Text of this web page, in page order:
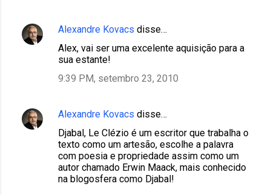
Alexandre Kovacs disse…
Alex, vai ser uma excelente aquisição para a
sua estante!
9:39 PM, setembro 23, 2010
Alexandre Kovacs disse…
Djabal, Le Clézio é um escritor que trabalha o
texto como um artesão, escolhe a palavra
com poesia e propriedade assim como um
autor chamado Erwin Maack, mais conhecido
na blogosfera como Djabal!